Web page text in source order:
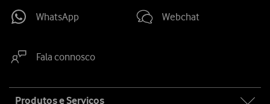
WhatsApp Webchat
Fala connosco
Produtos e Serviços